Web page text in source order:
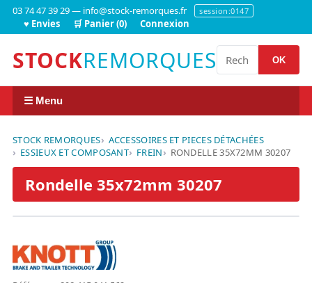
03 74 47 39 29 — info@stock-remorques.fr session:0147
♥ Envies 🛒 Panier (0) Connexion
STOCKREMORQUES OK
☰ Menu
STOCK REMORQUES
ACCESSOIRES ET PIECES DÉTACHÉES
ESSIEUX ET COMPOSANT
FREIN RONDELLE 35X72MM 30207
Rondelle 35x72mm 30207